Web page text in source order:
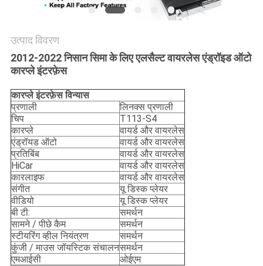
उत्पाद विवरण
2012-2022 निसान सिमा के लिए एलसैल्ट वायरलेस एंड्रॉइड ऑटो
कारप्ले इंटरफ़ेस
कारप्ले इंटरफ़ेस विन्यास
प्रणाली
लिनक्स प्रणाली
चिप
T113-S4
कारप्ले
वायर्ड और वायरलेस
एंड्रॉयड ऑटो
वायर्ड और वायरलेस
प्रतिबिंब
वायर्ड और वायरलेस
HiCar
वायर्ड और वायरलेस
कारलाइफ
वायर्ड और वायरलेस
संगीत
यू डिस्क प्लेयर
वीडियो
यू डिस्क प्लेयर
बी टी:
समर्थन
सामने / पीछे कैम
समर्थन
स्टीयरिंग व्हील नियंत्रण
समर्थन
कुंजी / माउस जॉयस्टिक संचालनसमर्थन
एमआईसी
ओईएम